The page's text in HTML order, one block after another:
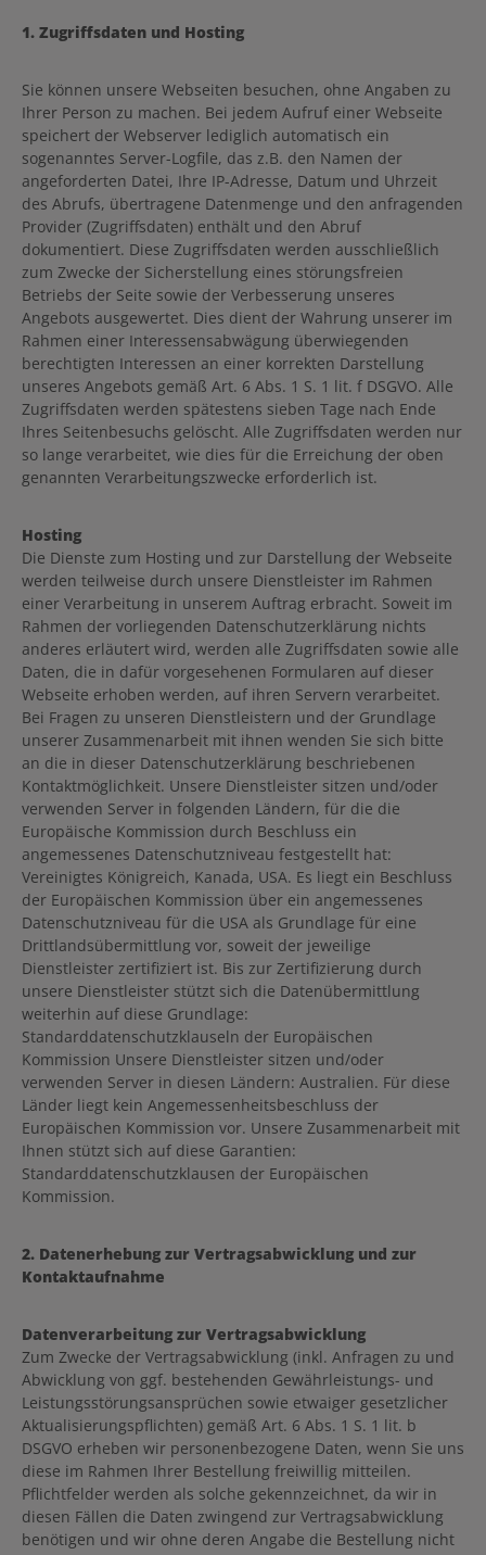
1. Zugriffsdaten und Hosting
Sie können unsere Webseiten besuchen, ohne Angaben zu
Ihrer Person zu machen. Bei jedem Aufruf einer Webseite
speichert der Webserver lediglich automatisch ein
sogenanntes Server-Logfile, das z.B. den Namen der
angeforderten Datei, Ihre IP-Adresse, Datum und Uhrzeit
des Abrufs, übertragene Datenmenge und den anfragenden
Provider (Zugriffsdaten) enthält und den Abruf
dokumentiert. Diese Zugriffsdaten werden ausschließlich
zum Zwecke der Sicherstellung eines störungsfreien
Betriebs der Seite sowie der Verbesserung unseres
Angebots ausgewertet. Dies dient der Wahrung unserer im
Rahmen einer Interessensabwägung überwiegenden
berechtigten Interessen an einer korrekten Darstellung
unseres Angebots gemäß Art. 6 Abs. 1 S. 1 lit. f DSGVO. Alle
Zugriffsdaten werden spätestens sieben Tage nach Ende
Ihres Seitenbesuchs gelöscht. Alle Zugriffsdaten werden nur
so lange verarbeitet, wie dies für die Erreichung der oben
genannten Verarbeitungszwecke erforderlich ist.
Hosting
Die Dienste zum Hosting und zur Darstellung der Webseite
werden teilweise durch unsere Dienstleister im Rahmen
einer Verarbeitung in unserem Auftrag erbracht. Soweit im
Rahmen der vorliegenden Datenschutzerklärung nichts
anderes erläutert wird, werden alle Zugriffsdaten sowie alle
Daten, die in dafür vorgesehenen Formularen auf dieser
Webseite erhoben werden, auf ihren Servern verarbeitet.
Bei Fragen zu unseren Dienstleistern und der Grundlage
unserer Zusammenarbeit mit ihnen wenden Sie sich bitte
an die in dieser Datenschutzerklärung beschriebenen
Kontaktmöglichkeit. Unsere Dienstleister sitzen und/oder
verwenden Server in folgenden Ländern, für die die
Europäische Kommission durch Beschluss ein
angemessenes Datenschutzniveau festgestellt hat:
Vereinigtes Königreich, Kanada, USA. Es liegt ein Beschluss
der Europäischen Kommission über ein angemessenes
Datenschutzniveau für die USA als Grundlage für eine
Drittlandsübermittlung vor, soweit der jeweilige
Dienstleister zertifiziert ist. Bis zur Zertifizierung durch
unsere Dienstleister stützt sich die Datenübermittlung
weiterhin auf diese Grundlage:
Standarddatenschutzklauseln der Europäischen
Kommission Unsere Dienstleister sitzen und/oder
verwenden Server in diesen Ländern: Australien. Für diese
Länder liegt kein Angemessenheitsbeschluss der
Europäischen Kommission vor. Unsere Zusammenarbeit mit
Ihnen stützt sich auf diese Garantien:
Standarddatenschutzklausen der Europäischen
Kommission.
2. Datenerhebung zur Vertragsabwicklung und zur
Kontaktaufnahme
Datenverarbeitung zur Vertragsabwicklung
Zum Zwecke der Vertragsabwicklung (inkl. Anfragen zu und
Abwicklung von ggf. bestehenden Gewährleistungs- und
Leistungsstörungsansprüchen sowie etwaiger gesetzlicher
Aktualisierungspflichten) gemäß Art. 6 Abs. 1 S. 1 lit. b
DSGVO erheben wir personenbezogene Daten, wenn Sie uns
diese im Rahmen Ihrer Bestellung freiwillig mitteilen.
Pflichtfelder werden als solche gekennzeichnet, da wir in
diesen Fällen die Daten zwingend zur Vertragsabwicklung
benötigen und wir ohne deren Angabe die Bestellung nicht